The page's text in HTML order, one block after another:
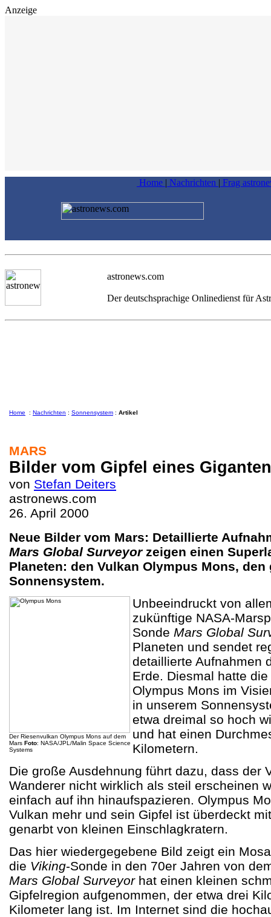
Anzeige
Home | Nachrichten | Frag
astronews.com
Der deutschsprachige Onlinedienst für
Home : Nachrichten : Sonnensystem : Artikel
MARS
Bilder vom Gipfel eines Giganten
von Stefan Deiters
astronews.com
26. April 2000
Neue Bilder vom Mars: Detaillierte
Mars Global Surveyorzeigen einen
Planeten: den Vulkan Olympus Mons,
Sonnensystem.
Der Riesenvulkan Olympus Mons auf dem
Mars Foto: NASA/JPL/Malin Space Science
Systems
Unbeeindruckt von
zukünftige NASA-
Sonde Mars Global
Planeten und sendet
detaillierte Aufnahmen
Erde. Diesmal hatte
Olympus Mons im
in unserem
etwa dreimal so hoch
und hat einen
Kilometern.
Die große Ausdehnung führt dazu, dass der
Wanderer nicht wirklich als steil erscheinen
einfach auf ihn hinaufspazieren. Olympus
Vulkan mehr und sein Gipfel ist überdeckt
genarbt von kleinen Einschlagkratern.
Das hier wiedergegebene Bild zeigt ein
die Viking-Sonde in den 70er Jahren von
Mars Global Surveyorhat einen kleinen
Gipfelregion aufgenommen, der etwa drei
Kilometer lang ist. Im Internet sind die